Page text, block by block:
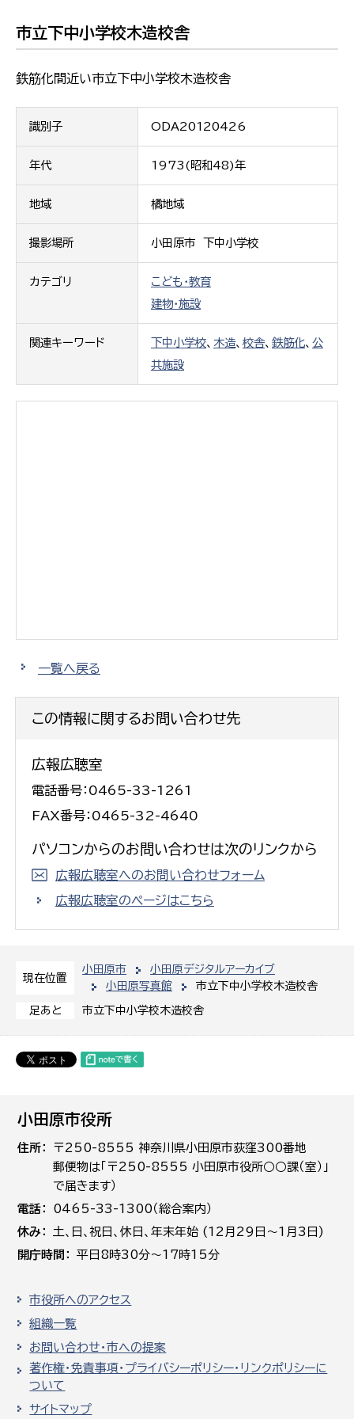
現在位置
小田原市
小田原デジタルアーカイブ
小田原写真館
市立下中小学校木造校舎
足あと 市立下中小学校木造校舎
市立下中小学校木造校舎
鉄筋化間近い市立下中小学校木造校舎
識別子 ODA20120426
年代 1973(昭和48)年
地域 橘地域
撮影場所 小田原市 下中小学校
カテゴリ
こども・教育
建物・施設
関連キーワード 下中小学校、 木造、 校舎、 鉄筋化、 公
共施設
一覧へ戻る
この情報に関するお問い合わせ先
広報広聴室
電話番号：0465-33-1261
FAX番号：0465-32-4640
パソコンからのお問い合わせは次のリンクから
広報広聴室へのお問い合わせフォーム
広報広聴室のページはこちら
小田原市役所
住所
〒250-8555 神奈川県小田原市荻窪300番地
郵便物は「〒250-8555 小田原市役所○○課（室）」
で届きます）
電話
0465-33-1300（総合案内）
休み
土､日､祝日、休日、年末年始 (12月29日～1月3日)
開庁時間
平日8時30分～17時15分
市役所へのアクセス
組織一覧
お問い合わせ・市への提案
著作権・免責事項・プライバシーポリシー・リンクポリシーに
ついて
サイトマップ